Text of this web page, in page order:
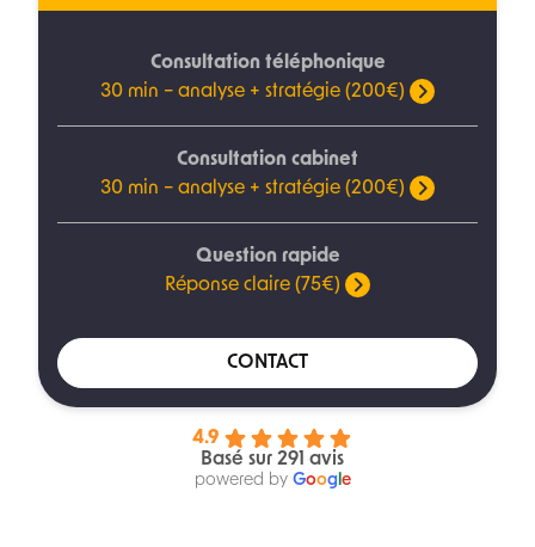
Consultation téléphonique
30 min – analyse + stratégie (200€)
Consultation cabinet
30 min – analyse + stratégie (200€)
Question rapide
Réponse claire (75€)
CONTACT
4.9
Basé sur 291 avis
powered by Googl e